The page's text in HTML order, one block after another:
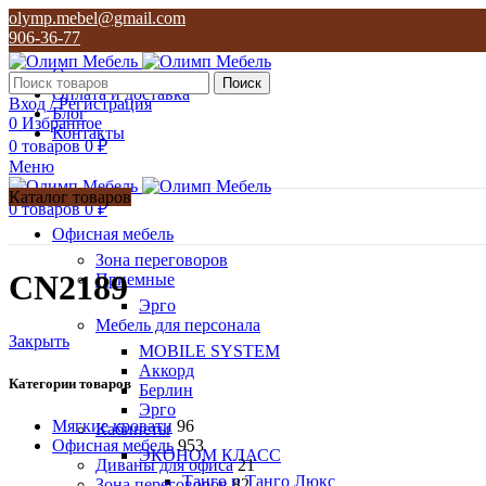
olymp.mebel@gmail.com
906-36-77
О нас
Оплата и доставка
Блог
Контакты
Поиск
Вход / Регистрация
0 Избранное
0 товаров 0₽
Меню
0товаров 0₽
Каталог товаров
Офисная мебель
Зона переговоров
Приемные
Эрго
Мебель для персонала
MOBILE SYSTEM
Аккорд
Берлин
Эрго
Кабинеты
ЭКОНОМ КЛАСС
Танго и Танго Люкс
CN2189
Закрыть
Категории товаров
Мягкие кровати 96
Офисная мебель 953
Диваны для офиса 21